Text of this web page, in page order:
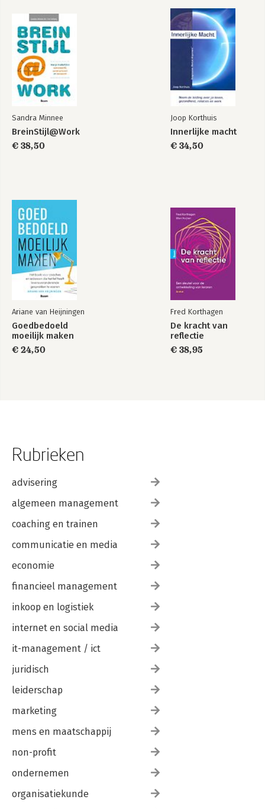
Bekijk alle boeken
Sandra Minnee
BreinStijl@Work
€ 38,50
Joop Korthuis
Innerlijke macht
€ 34,50
Ariane van Heijningen
Goedbedoeld
moeilijk maken
€ 24,50
Fred Korthagen
De kracht van
reflectie
€ 38,95
Rubrieken
advisering
algemeen management
coaching en trainen
communicatie en media
economie
financieel management
inkoop en logistiek
internet en social media
it-management / ict
juridisch
leiderschap
marketing
mens en maatschappij
non-profit
ondernemen
organisatiekunde